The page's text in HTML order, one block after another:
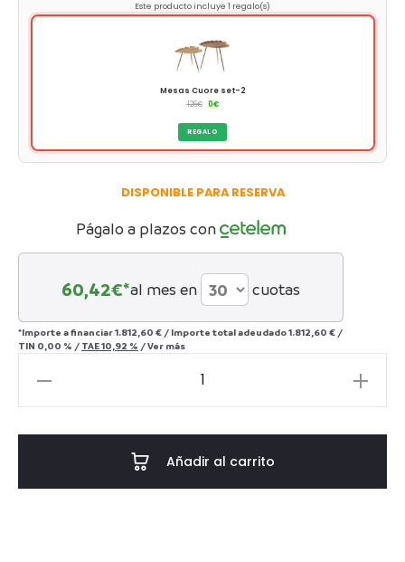
Este producto incluye 1 regalo(s)
Mesas Cuore set-2
126€ 0€
REGALO
DISPONIBLE PARA RESERVA
Págalo a plazos con
60,42€*al mes en cuotas
*Importe a financiar1.812,60 € / Importe total adeudado1.812,60 € /
TIN 0,00 % / TAE10,92 % /Ver más
Añadir al carrito